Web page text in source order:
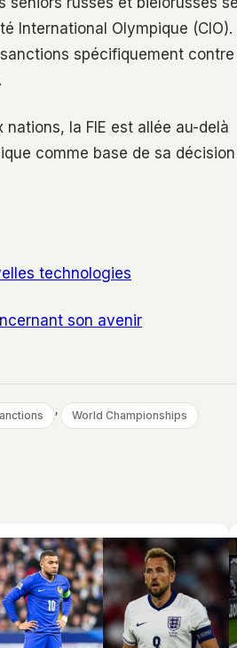
International Olympique (CIO).
spécifiquement contre
la FIE est allée au-delà
comme base de sa décision
technologies
son avenir
, World Championships